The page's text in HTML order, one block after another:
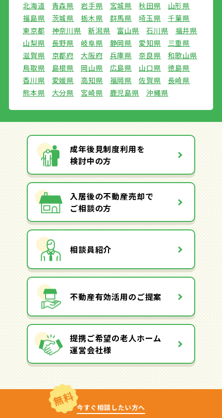
北海道 青森県 岩手県 宮城県 秋田県
山形県
福島県
茨城県 栃木県 群馬県 埼玉県
千葉県
東京都
神奈川県 新潟県 富山県 石川県
福井県
山梨県
長野県 岐阜県 静岡県 愛知県
三重県
滋賀県
京都府 大阪府 兵庫県 奈良県
和歌山県
鳥取県
島根県 岡山県 広島県 山口県
徳島県
香川県
愛媛県 高知県 福岡県 佐賀県
長崎県
熊本県
大分県 宮崎県 鹿児島県 沖縄県
成年後見制度利用を
検討中の方
入居後の不動産売却で
ご相談の方
相談員紹介
不動産有効活用のご提案
提携ご希望の老人ホーム
運営会社様
無料 今すぐ相談したい方へ